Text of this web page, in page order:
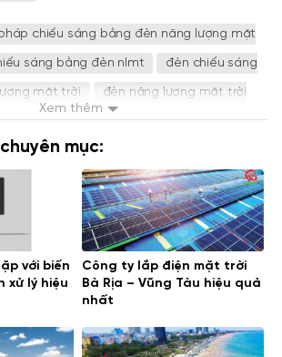
Xem thêm
chiếu sáng bằng đèn năng lượng mặt
sáng bằng đèn nlmt đèn chiếu sáng
mặt trời đèn năng lượng mặt trời
lượng mặt trời giá tốt đèn NLMT
đèn nlmt chính hãng
đèn nlmt đắt hơn đèn điện thường
đèn tích hợp nlmt đèn đường nlmt
mục:
với biến
xử lý hiệu
Công ty lắp điện mặt trời
Bà Rịa – Vũng Tàu hiệu quả
nhất